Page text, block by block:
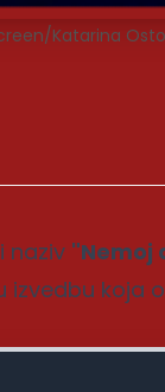
Katarina
naziv "Nemoj
izvedbu koja